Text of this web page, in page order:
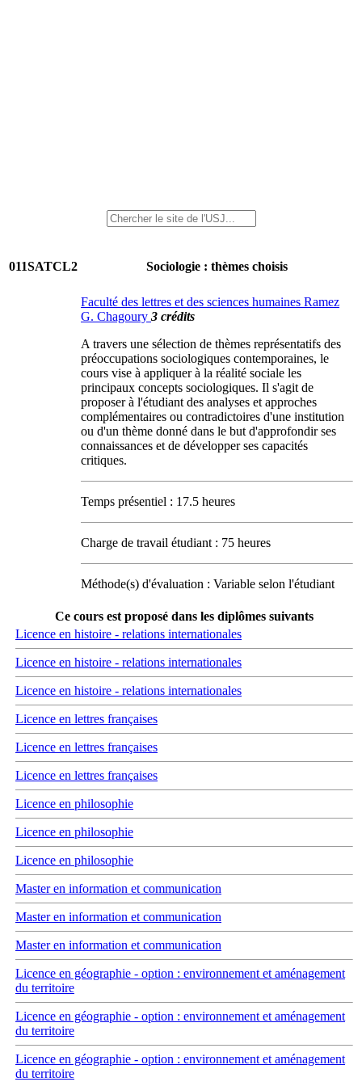
011SATCL2 Sociologie : thèmes choisis
Faculté des lettres et des sciences humaines Ramez
G. Chagoury 3 crédits
A travers une sélection de thèmes représentatifs des
préoccupations sociologiques contemporaines, le
cours vise à appliquer à la réalité sociale les
principaux concepts sociologiques. Il s'agit de
proposer à l'étudiant des analyses et approches
complémentaires ou contradictoires d'une institution
ou d'un thème donné dans le but d'approfondir ses
connaissances et de développer ses capacités
critiques.
Temps présentiel : 17.5 heures
Charge de travail étudiant : 75 heures
Méthode(s) d'évaluation : Variable selon l'étudiant
Ce cours est proposé dans les diplômes suivants
Licence en histoire - relations internationales
Licence en histoire - relations internationales
Licence en histoire - relations internationales
Licence en lettres françaises
Licence en lettres françaises
Licence en lettres françaises
Licence en philosophie
Licence en philosophie
Licence en philosophie
Master en information et communication
Master en information et communication
Master en information et communication
Licence en géographie - option : environnement et aménagement
du territoire
Licence en géographie - option : environnement et aménagement
du territoire
Licence en géographie - option : environnement et aménagement
du territoire